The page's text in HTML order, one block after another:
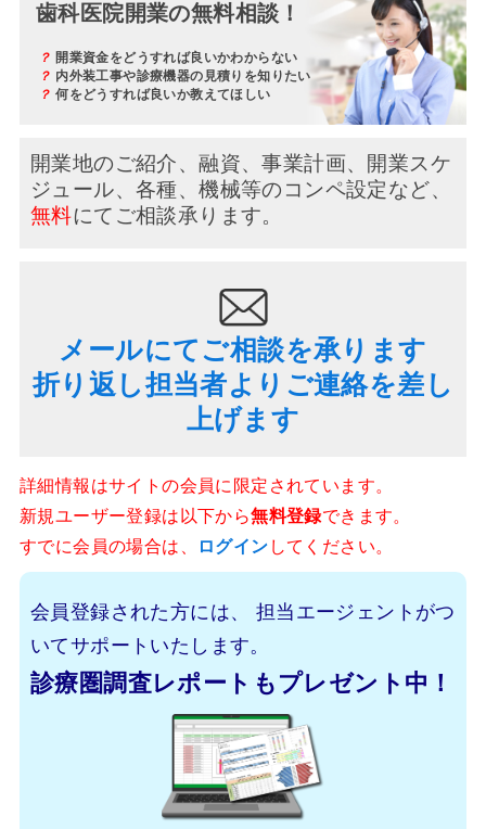
歯科医院開業の無料相談！
？開業資金をどうすれば良いかわからない
？ 内外装工事や診療機器の見積りを知りたい
？何をどうすれば良いか教えてほしい
開業地のご紹介、融資、事業計画、開業スケ
ジュール、 各種、機械等のコンペ設定など、
無料にてご相談承ります。
メールにてご相談を承ります
折り返し担当者よりご連絡を差し
上げます
詳細情報はサイトの会員に限定されています。
新規ユーザー登録は以下から無料登録できます。
すでに会員の場合は、
ログインしてください。
会員登録された方には、
担当エージェントがつ
いてサポートいたします。
診療圏調査レポートもプレゼント中！